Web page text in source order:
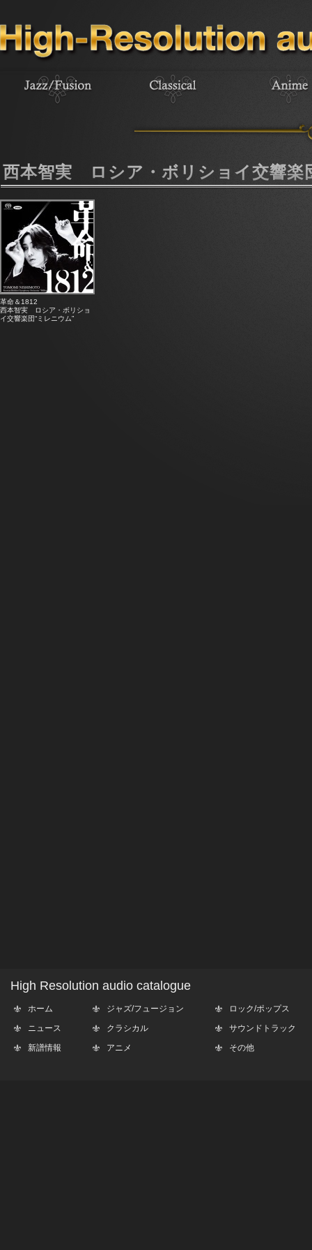
西本智実 ロシア・ボリショイ交響楽
革命＆1812
西本智実 ロシア・ボリショ
イ交響楽団“ミレニウム”
High Resolution audio catalogue
ホーム
ニュース
新譜情報
ジャズ/フュージョン
クラシカル
アニメ
ロック/ポップス
サウンドトラック
その他